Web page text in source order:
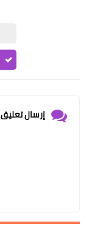
إرسال تعليق